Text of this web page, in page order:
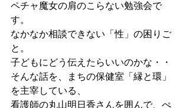
ペチャ魔女の肩のこらない勉強会で
す。
なかなか相談できない「性」の困りご
と。
子どもにどう伝えたらいいのかな・・
そんな話を、まちの保健室「縁と環」
を主宰している、
看護師の丸山明日香さんを囲んで、ぺ